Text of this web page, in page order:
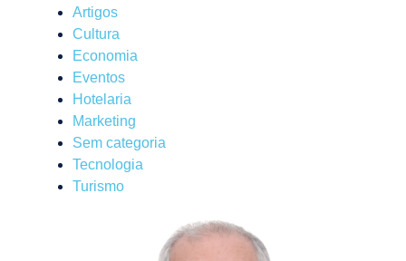
Artigos
Cultura
Economia
Eventos
Hotelaria
Marketing
Sem categoria
Tecnologia
Turismo